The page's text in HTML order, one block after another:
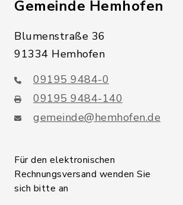
Gemeinde Hemhofen
Blumenstraße 36
91334 Hemhofen
09195 9484-0
09195 9484-140
gemeinde@hemhofen.de
Für den elektronischen
Rechnungsversand wenden Sie
sich bitte an